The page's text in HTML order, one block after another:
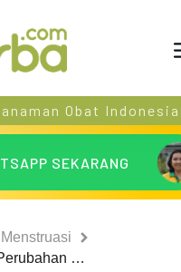
Obat Indonesia
SEKARANG
Menstruasi
Sakit Kepala dan Perubahan Hormon Selama Menstruasi: Adakah Hubungannya?